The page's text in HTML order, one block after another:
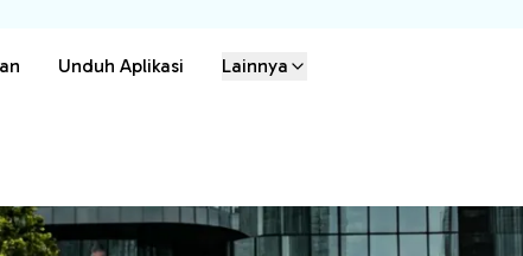
Unduh Aplikasi Lainnya